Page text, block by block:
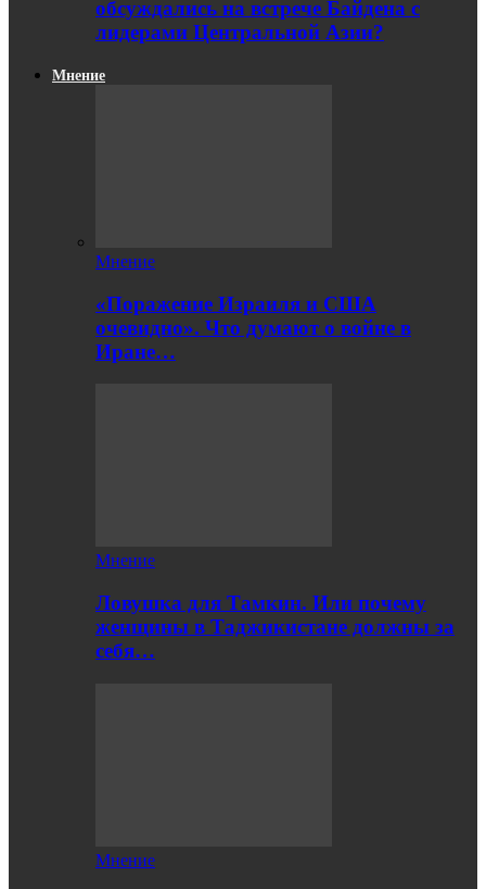
обсуждались на встрече Байдена с
лидерами Центральной Азии?
Мнение
Мнение
«Поражение Израиля и США
очевидно». Что думают о войне в
Иране…
Мнение
Ловушка для Тамкин. Или почему
женщины в Таджикистане должны за
себя…
Мнение